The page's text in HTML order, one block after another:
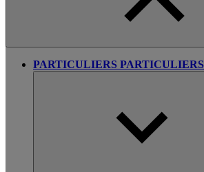
PARTICULIERS PARTICULIERS